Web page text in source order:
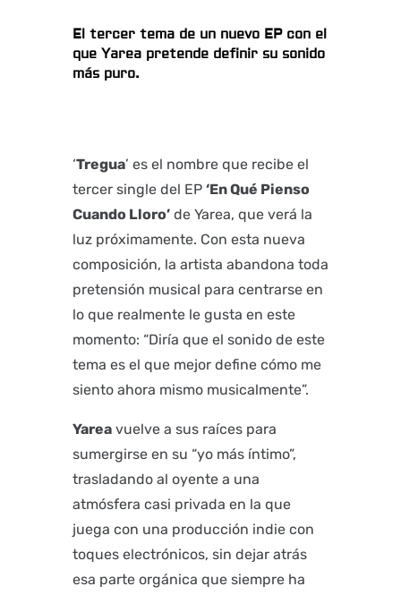
El tercer tema de un nuevo EP con el
que Yarea pretende definir su sonido
más puro.
‘Tregua’ es el nombre que recibe el
tercer single del EP ‘En Qué Pienso
Cuando Lloro’de Yarea, que verá la
luz próximamente. Con esta nueva
composición, la artista abandona toda
pretensión musical para centrarse en
lo que realmente le gusta en este
momento: “Diría que el sonido de este
tema es el que mejor define cómo me
siento ahora mismo musicalmente”.
Yareavuelve a sus raíces para
sumergirse en su “yo más íntimo”,
trasladando al oyente a una
atmósfera casi privada en la que
juega con una producción indie con
toques electrónicos, sin dejar atrás
esa parte orgánica que siempre ha